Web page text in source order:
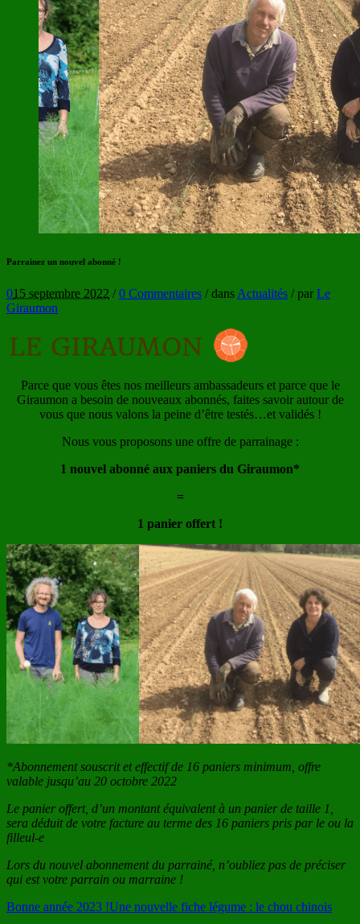
Parrainez un nouvel abonné !
015 septembre 2022 /0 Commentaires /dans Actualités /par Le
Giraumon
Parce que vous êtes nos meilleurs ambassadeurs et parce que le
Giraumon a besoin de nouveaux abonnés, faites savoir autour de
vous que nous valons la peine d’être testés…et validés !
Nous vous proposons une offre de parrainage :
1 nouvel abonné aux paniers du Giraumon*
=
1 panier offert !
*Abonnement souscrit et effectif de 16 paniers minimum, offre
valable jusqu’au 20 octobre 2022
Le panier offert, d’un montant équivalent à un panier de taille 1,
sera déduit de votre facture au terme des 16 paniers pris par le ou la
filleul-e
Lors du nouvel abonnement du parrainé, n’oubliez pas de préciser
qui est votre parrain ou marraine !
Bonne année 2023 !Une nouvelle fiche légume : le chou chinois